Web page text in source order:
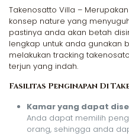
Takenosatto Villa –
konsep nature yang
pastinya anda akan betah
lengkap untuk anda gunakan
melakukan tracking
terjun yang indah.
Fasilitas Penginapan Di
Kamar yang dapat
Anda dapat memilih
orang, sehingga anda